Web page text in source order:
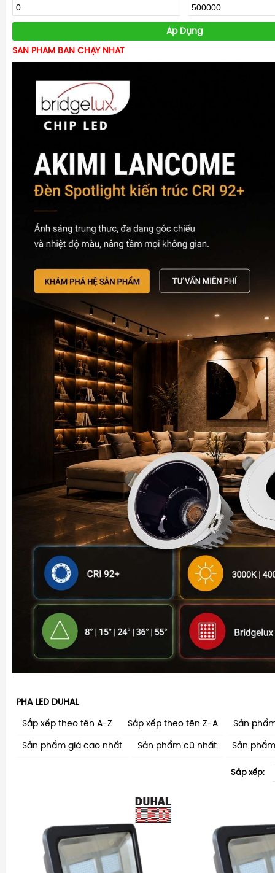
Áp Dụng
SẢN PHẨM BÁN CHẠY NHẤT
PHA LED DUHAL
Sắp xếp theo tên A-Z Sắp xếp theo tên Z-A Sản
Sản phẩm giá cao nhất Sản phẩm cũ nhất Sản
Sắp xếp: